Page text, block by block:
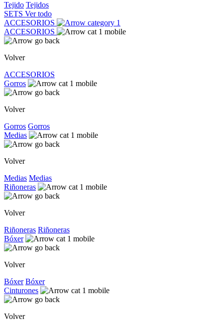
Tejido Tejidos
SETS Ver todo
ACCESORIOS
ACCESORIOS
Volver
ACCESORIOS
Gorros
Volver
Gorros Gorros
Medias
Volver
Medias Medias
Riñoneras
Volver
Riñoneras Riñoneras
Bóxer
Volver
Bóxer Bóxer
Cinturones
Volver